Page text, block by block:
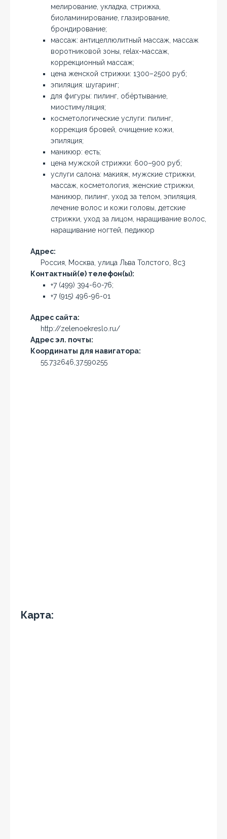
мелирование, укладка, стрижка,
биоламинирование, глазирование,
брондирование;
массаж: антицеллюлитный массаж, массаж
воротниковой зоны, relax-массаж,
коррекционный массаж;
цена женской стрижки: 1300–2500 руб;
эпиляция: шугаринг;
для фигуры: пилинг, обёртывание,
миостимуляция;
косметологические услуги: пилинг,
коррекция бровей, очищение кожи,
эпиляция;
маникюр: есть;
цена мужской стрижки: 600–900 руб;
услуги салона: макияж, мужские стрижки,
массаж, косметология, женские стрижки,
маникюр, пилинг, уход за телом, эпиляция,
лечение волос и кожи головы, детские
стрижки, уход за лицом, наращивание волос,
наращивание ногтей, педикюр
Адрес:
Россия, Москва, улица Льва Толстого, 8с3
Контактный(е) телефон(ы):
+7 (499) 394-60-76;
+7 (915) 496-96-01
Адрес сайта:
http://zelenoekreslo.ru/
Адрес эл. почты:
Координаты для навигатора:
55.732646,37.590255
Карта: